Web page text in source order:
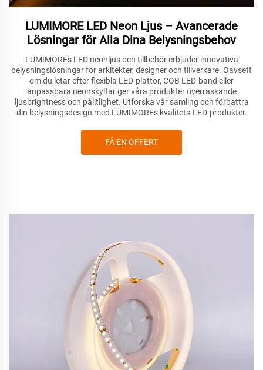
LUMIMORE LED Neon Ljus – Avancerade
Lösningar för Alla Dina Belysningsbehov
LUMIMOREs LED neonljus och tillbehör erbjuder innovativa
belysningslösningar för arkitekter, designer och tillverkare. Oavsett
om du letar efter flexibla LED-plattor, COB LED-band eller
anpassbara neonskyltar ger våra produkter överraskande
ljusbrightness och pålitlighet. Utforska vår samling och förbättra
din belysningsdesign med LUMIMOREs kvalitets-LED-produkter.
FÅ EN OFFERT